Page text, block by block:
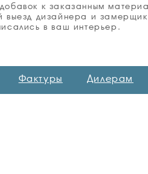
к заказанным
выезд дизайнера и
в ваш интерьер.
Фактуры Дилерам